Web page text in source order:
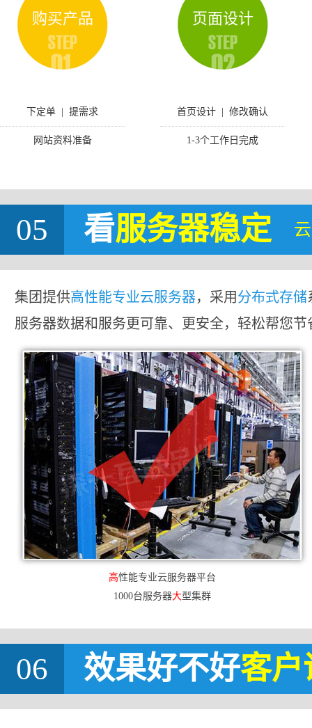
购买产品
下定单 | 提需求
网站资料准备
页面设计
首页设计 | 修改确认
1-3个工作日完成
05 看服务器稳定
集团提供高性能专业云服务器，采用分布式存储
服务器数据和服务更可靠、更安全，轻松帮您节
高性能专业云服务器平台
1000台服务器大型集群
06 效果好不好客户